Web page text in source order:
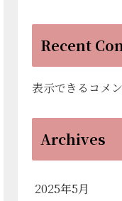
Recent
表示できるコメ
Archives
2025年5月